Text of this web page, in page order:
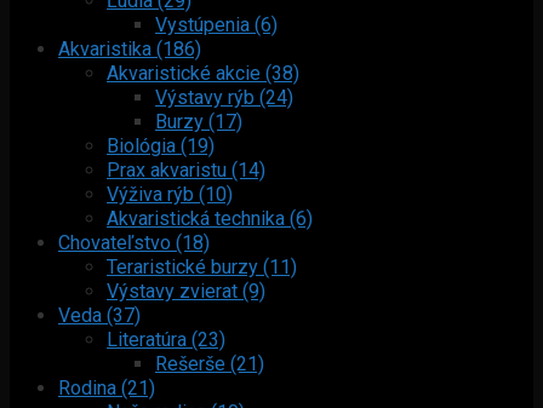
Vystúpenia (6)
Akvaristika (186)
Akvaristické akcie (38)
Výstavy rýb (24)
Burzy (17)
Biológia (19)
Prax akvaristu (14)
Výživa rýb (10)
Akvaristická technika (6)
Chovateľstvo (18)
Teraristické burzy (11)
Výstavy zvierat (9)
Veda (37)
Literatúra (23)
Rešerše (21)
Rodina (21)